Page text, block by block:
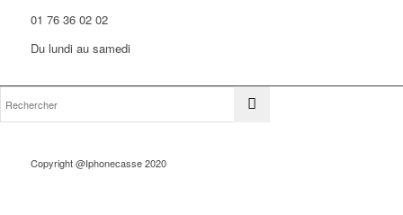
01 76 36 02 02
Du lundi au samedi
Copyright @Iphonecasse 2020